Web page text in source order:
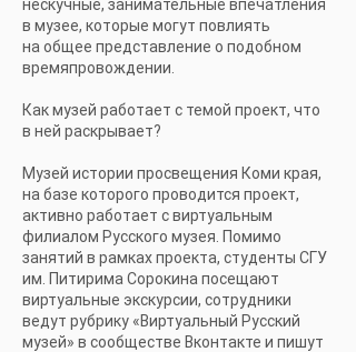
нескучные, занимательные впечатления
в музее, которые могут повлиять
на общее представление о подобном
времяпровождении.
Как музей работает с темой проект, что
в ней раскрывает?
Музей истории просвещения Коми края,
на базе которого проводится проект,
активно работает с виртуальным
филиалом Русского музея. Помимо
занятий в рамках проекта, студенты СГУ
им. Питирима Сорокина посещают
виртуальные экскурсии, сотрудники
ведут рубрику «Виртуальный Русский
музей» в сообществе Вконтакте и пишут